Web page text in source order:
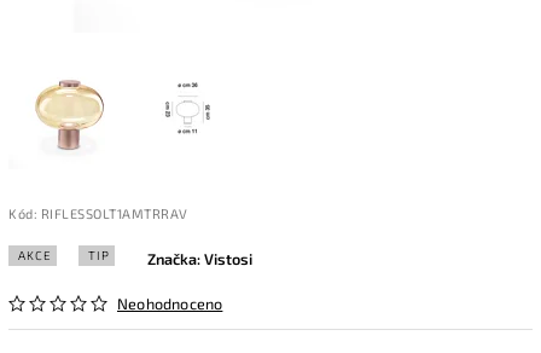
Kód: RIFLESSOLT1AMTRRAV
AKCE TIP
Neohodnoceno
Značka:Vistosi